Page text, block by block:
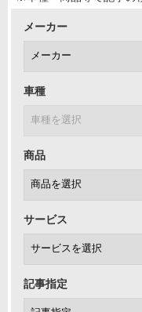
メーカー
車種
商品
サービス
記事指定